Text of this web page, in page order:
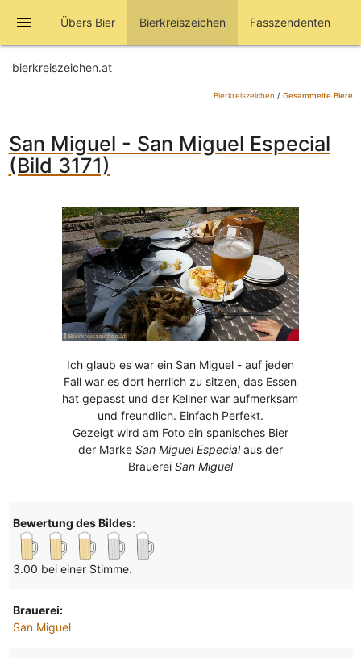
menu Übers Bier Bierkreiszeichen Fasszendenten
bierkreiszeichen.at
Bierkreiszeichen / Gesammelte Biere
San Miguel - San Miguel Especial
(Bild 3171)
Ich glaub es war ein San Miguel - auf jeden
Fall war es dort herrlich zu sitzen, das Essen
hat gepasst und der Kellner war aufmerksam
und freundlich. Einfach Perfekt.
Gezeigt wird am Foto ein spanisches Bier
der Marke San Miguel Especialaus der
Brauerei San Miguel
Bewertung des Bildes:
3.00 bei einer Stimme.
Brauerei:
San Miguel